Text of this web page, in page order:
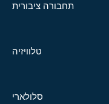
תחבורה ציבורית
טלוויזיה
סלולארי